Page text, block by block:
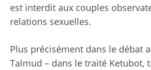
est interdit aux couples
relations sexuelles.
Plus précisément dans le débat
Talmud – dans le traité Ketubot,